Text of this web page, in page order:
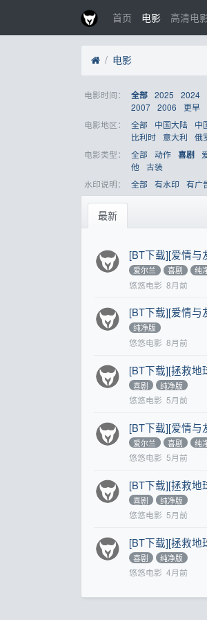
首页 电影 高清电
电影
电影时间： 全部 2025 2024
2007 2006 更早
电影地区：
全部 中国大陆 中
比利时
意大利 俄
电影类型：
全部 动作 喜剧
他 古装
水印说明：
全部 有水印 有广
最新
[BT下载][爱情与
爱尔兰
喜剧 纯
悠悠电影 8月前
[BT下载][爱情与
纯净版
悠悠电影 8月前
[BT下载][拯救地
喜剧
纯净版
悠悠电影 5月前
[BT下载][爱情与
爱尔兰
喜剧 纯
悠悠电影 5月前
[BT下载][拯救地
喜剧
纯净版
悠悠电影 5月前
[BT下载][拯救地
喜剧
纯净版
悠悠电影 4月前